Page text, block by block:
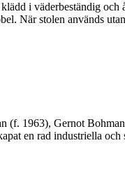
i väderbeständig och
När stolen används
(f. 1963), Gernot
en rad industriella